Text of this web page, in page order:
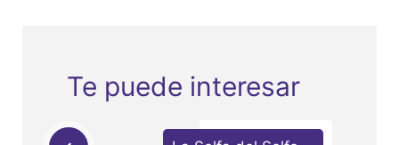
Te puede interesar